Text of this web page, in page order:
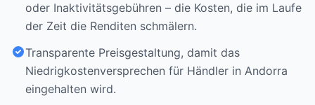
oder Inaktivitätsgebühren – die Kosten, die im Laufe
der Zeit die Renditen schmälern.
Transparente Preisgestaltung, damit das
Niedrigkostenversprechen für Händler in Andorra
eingehalten wird.